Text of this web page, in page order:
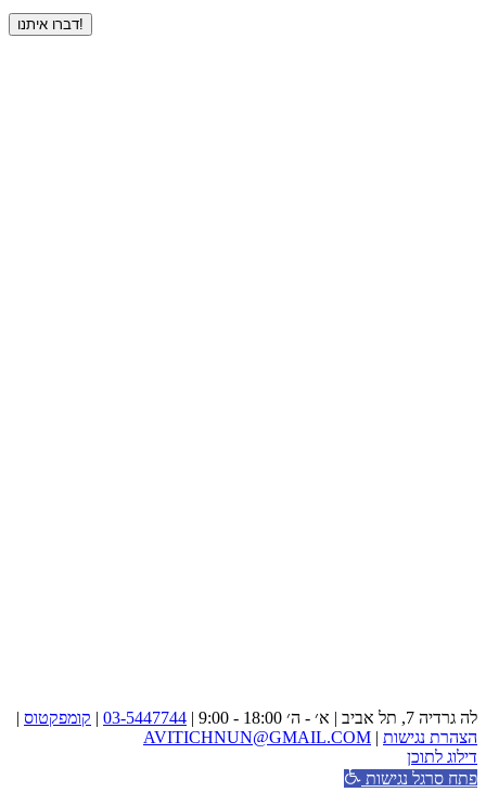
לה גרדיה 7, תל אביב | א׳ - ה׳ 18:00 - 9:00 | 03-5447744
| קומפקטוס |
הצהרת נגישות |
AVITICHNUN@GMAIL.COM
דילוג לתוכן
פתח סרגל נגישות